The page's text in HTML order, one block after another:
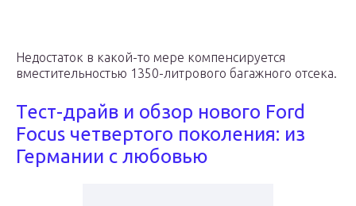
Недостаток в какой-то мере компенсируется
вместительностью 1350-литрового багажного отсека.
Тест-драйв и обзор нового Ford
Focus четвертого поколения: из
Германии с любовью